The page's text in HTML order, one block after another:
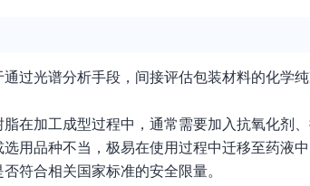
过光谱分析手段，间接评估包装材料的化学
在加工成型过程中，通常需要加入抗氧化剂
用品种不当，极易在使用过程中迁移至药液
符合相关国家标准的安全限量。